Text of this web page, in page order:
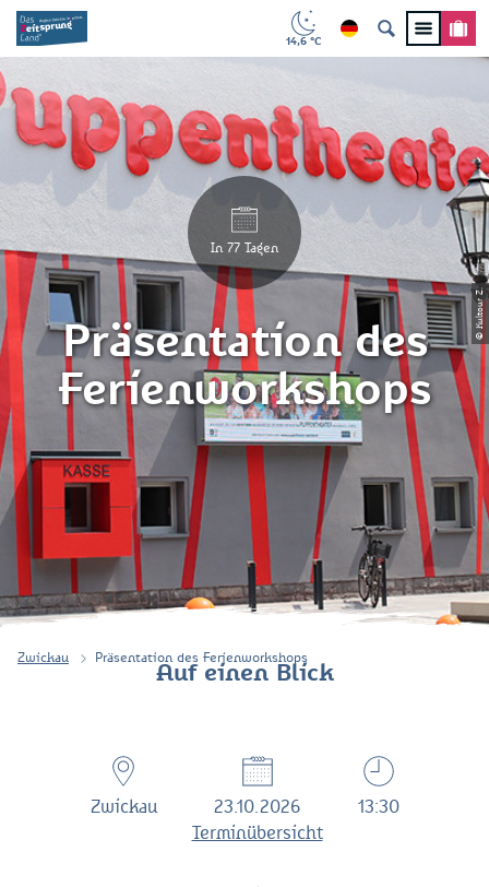
14,6 °C
© Kultour Z.
In 77 Tagen
Präsentation des
Ferienworkshops
Zwickau Präsentation des Ferienworkshops
Auf einen Blick
Zwickau
23.10.2026
Terminübersicht
13:30